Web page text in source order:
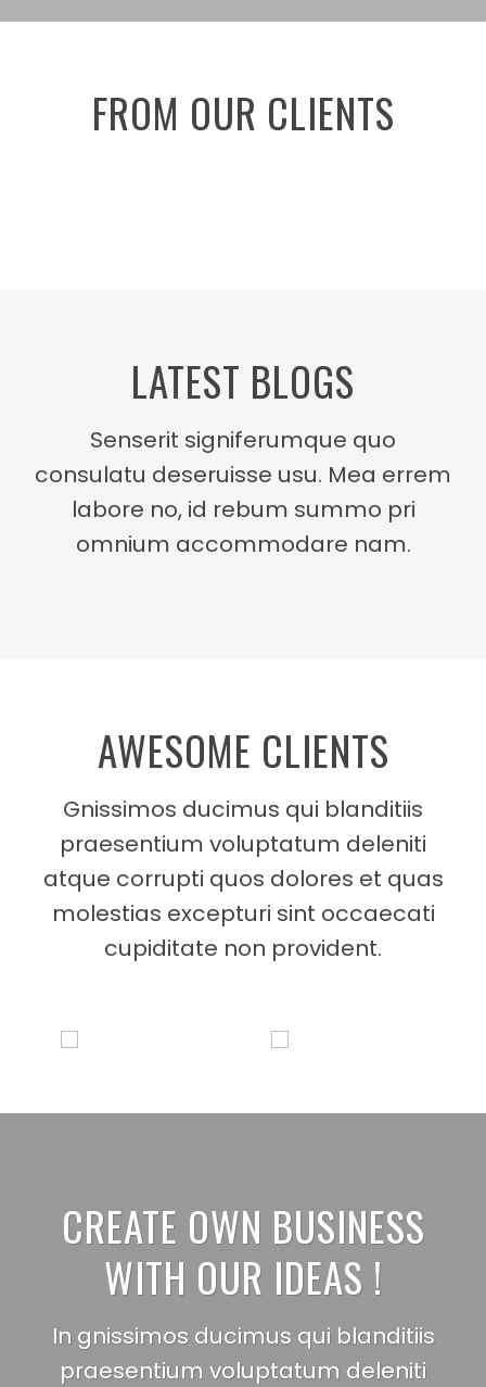
FROM OUR CLIENTS
LATEST BLOGS
Senserit signiferumque quo
consulatu deseruisse usu. Mea errem
labore no, id rebum summo pri
omnium accommodare nam.
AWESOME CLIENTS
Gnissimos ducimus qui blanditiis
praesentium voluptatum deleniti
atque corrupti quos dolores et quas
molestias excepturi sint occaecati
cupiditate non provident.
CREATE OWN BUSINESS
WITH OUR IDEAS !
In gnissimos ducimus qui blanditiis
praesentium voluptatum deleniti